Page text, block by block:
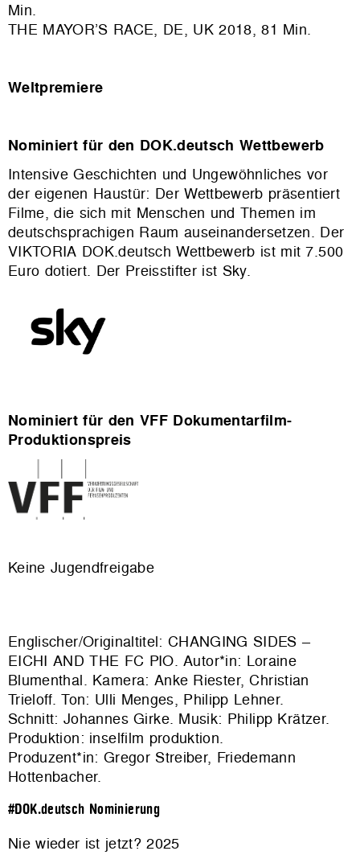
Min.
THE MAYOR’S RACE, DE, UK 2018, 81 Min.
Weltpremiere
Nominiert für den DOK.deutsch Wettbewerb
Intensive Geschichten und Ungewöhnliches vor
der eigenen Haustür: Der Wettbewerb präsentiert
Filme, die sich mit Menschen und Themen im
deutschsprachigen Raum auseinandersetzen. Der
VIKTORIA DOK.deutsch Wettbewerb ist mit 7.500
Euro dotiert. Der Preisstifter ist Sky.
Nominiert für den VFF Dokumentarfilm-
Produktionspreis
Keine Jugendfreigabe
Englischer/Originaltitel: CHANGING SIDES –
EICHI AND THE FC PIO. Autor*in: Loraine
Blumenthal. Kamera: Anke Riester, Christian
Trieloff. Ton: Ulli Menges, Philipp Lehner.
Schnitt: Johannes Girke. Musik: Philipp Krätzer.
Produktion: inselfilm produktion.
Produzent*in: Gregor Streiber, Friedemann
Hottenbacher.
#DOK.deutsch Nominierung
Nie wieder ist jetzt? 2025